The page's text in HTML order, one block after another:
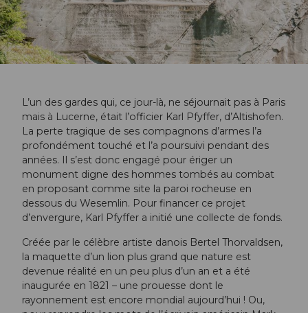
L’un des gardes qui, ce jour-là, ne séjournait pas à Paris
mais à Lucerne, était l’officier Karl Pfyffer, d’Altishofen.
La perte tragique de ses compagnons d’armes l’a
profondément touché et l’a poursuivi pendant des
années. Il s’est donc engagé pour ériger un
monument digne des hommes tombés au combat
en proposant comme site la paroi rocheuse en
dessous du Wesemlin. Pour financer ce projet
d’envergure, Karl Pfyffer a initié une collecte de fonds.
Créée par le célèbre artiste danois Bertel Thorvaldsen,
la maquette d’un lion plus grand que nature est
devenue réalité en un peu plus d’un an et a été
inaugurée en 1821 – une prouesse dont le
rayonnement est encore mondial aujourd’hui ! Ou,